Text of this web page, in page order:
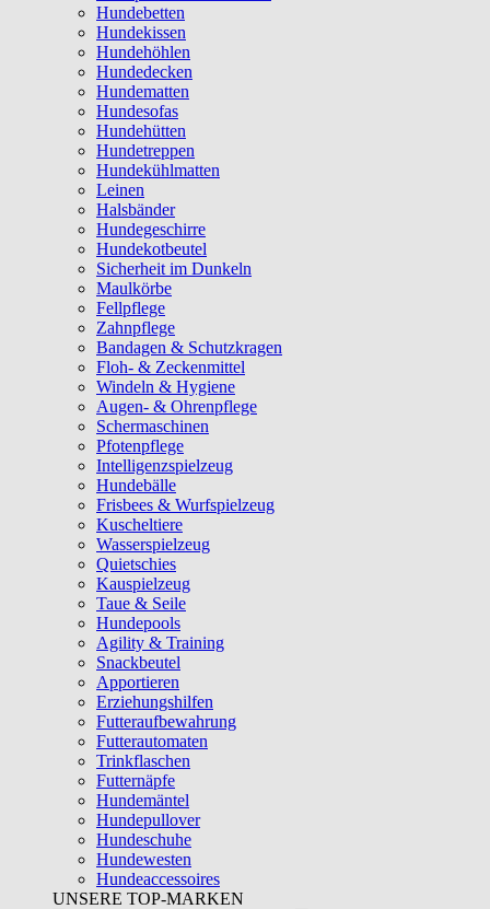
Hundebetten
Hundekissen
Hundehöhlen
Hundedecken
Hundematten
Hundesofas
Hundehütten
Hundetreppen
Hundekühlmatten
Leinen
Halsbänder
Hundegeschirre
Hundekotbeutel
Sicherheit im Dunkeln
Maulkörbe
Fellpflege
Zahnpflege
Bandagen & Schutzkragen
Floh- & Zeckenmittel
Windeln & Hygiene
Augen- & Ohrenpflege
Schermaschinen
Pfotenpflege
Intelligenzspielzeug
Hundebälle
Frisbees & Wurfspielzeug
Kuscheltiere
Wasserspielzeug
Quietschies
Kauspielzeug
Taue & Seile
Hundepools
Agility & Training
Snackbeutel
Apportieren
Erziehungshilfen
Futteraufbewahrung
Futterautomaten
Trinkflaschen
Futternäpfe
Hundemäntel
Hundepullover
Hundeschuhe
Hundewesten
Hundeaccessoires
UNSERE TOP-MARKEN